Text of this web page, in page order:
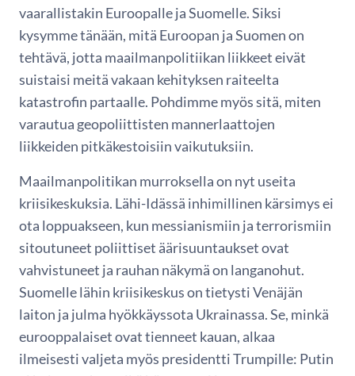
vaarallistakin Euroopalle ja Suomelle. Siksi
kysymme tänään, mitä Euroopan ja Suomen on
tehtävä, jotta maailmanpolitiikan liikkeet eivät
suistaisi meitä vakaan kehityksen raiteelta
katastrofin partaalle. Pohdimme myös sitä, miten
varautua geopoliittisten mannerlaattojen
liikkeiden pitkäkestoisiin vaikutuksiin.
Maailmanpolitikan murroksella on nyt useita
kriisikeskuksia. Lähi-Idässä inhimillinen kärsimys ei
ota loppuakseen, kun messianismiin ja terrorismiin
sitoutuneet poliittiset äärisuuntaukset ovat
vahvistuneet ja rauhan näkymä on langanohut.
Suomelle lähin kriisikeskus on tietysti Venäjän
laiton ja julma hyökkäyssota Ukrainassa. Se, minkä
eurooppalaiset ovat tienneet kauan, alkaa
ilmeisesti valjeta myös presidentti Trumpille: Putin